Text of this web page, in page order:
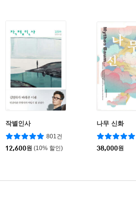
작별인사
801건
12,600원 (10% 할인)
나무 신화
38,000원